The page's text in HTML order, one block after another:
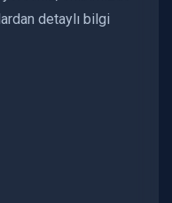
detaylı bilgi